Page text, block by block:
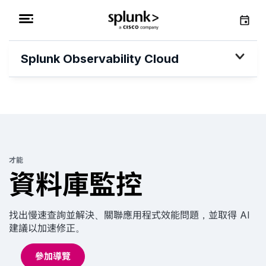
Splunk Observability Cloud
才能
資料庫監控
找出慢速查詢並解決、關聯應用程式效能問題，並取得 AI
建議以加速修正。
參加導覽